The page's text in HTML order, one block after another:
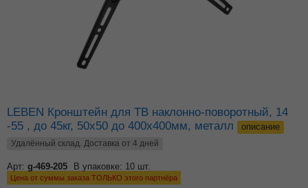
LEBEN Кронштейн для ТВ наклонно-поворотный, 14
-55 , до 45кг, 50x50 до 400x400мм, металл
описание
Удалённый склад. Доставка от 4 дней
Арт: g-469-205 В упаковке: 10 шт.
Цена от суммы заказа ТОЛЬКО этого партнёра